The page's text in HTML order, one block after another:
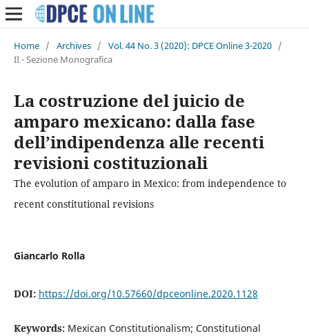
Home / Archives / Vol. 44 No. 3 (2020): DPCE Online 3-2020 /
II - Sezione Monografica
La costruzione del juicio de
amparo mexicano: dalla fase
dell’indipendenza alle recenti
revisioni costituzionali
The evolution of amparo in Mexico: from independence to
recent constitutional revisions
Giancarlo Rolla
DOI: https://doi.org/10.57660/dpceonline.2020.1128
Keywords: Mexican Constitutionalism; Constitutional